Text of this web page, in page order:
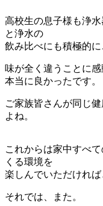
高校生の息子様も浄
と浄水の
飲み比べにも積極的に
味が全く違うことに
本当に良かったです。
ご家族皆さんが同じ
よね。
これからは家中すべ
くる環境を
楽しんでいただければ
それでは、また。